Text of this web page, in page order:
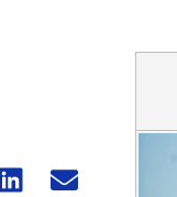
Share Share